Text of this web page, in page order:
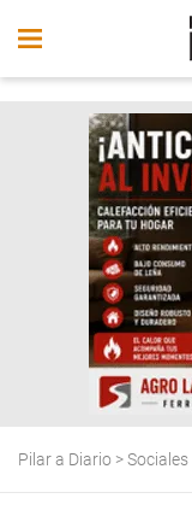
Pilar a Diario >Sociales